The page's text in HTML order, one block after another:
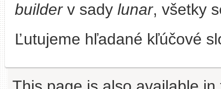
builderv sady lunar, všetky
Ľutujeme hľadané kľúčové